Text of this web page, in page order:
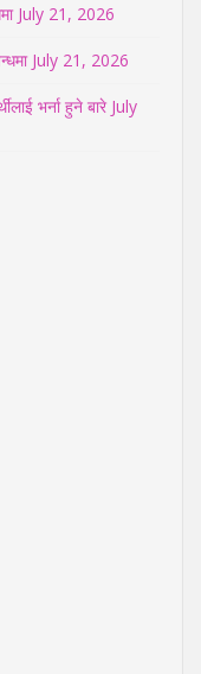
July 21, 2026
July 21, 2026
भर्ना हुने बारे July